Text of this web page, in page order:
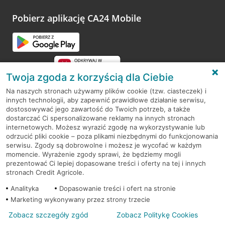
opinie.
Pobierz aplikację CA24 Mobile
RODO
Regulamin serwisu
Mapa serwisu
PolitykaCookies
© 2026 Credit Agricole Bank Polska S.A. Wszelkie prawa zastrzeżone
Twoja zgoda z korzyścią dla Ciebie
Na naszych stronach używamy plików cookie (tzw. ciasteczek) i
innych technologii, aby zapewnić prawidłowe działanie serwisu,
dostosowywać jego zawartość do Twoich potrzeb, a także
dostarczać Ci spersonalizowane reklamy na innych stronach
internetowych. Możesz wyrazić zgodę na wykorzystywanie lub
odrzucić pliki cookie – poza plikami niezbędnymi do funkcjonowania
serwisu. Zgody są dobrowolne i możesz je wycofać w każdym
momencie. Wyrażenie zgody sprawi, że będziemy mogli
prezentować Ci lepiej dopasowane treści i oferty na tej i innych
stronach Credit Agricole.
Analityka
Dopasowanie treści i ofert na stronie
Marketing wykonywany przez strony trzecie
Zobacz szczegóły zgód Zobacz Politykę Cookies